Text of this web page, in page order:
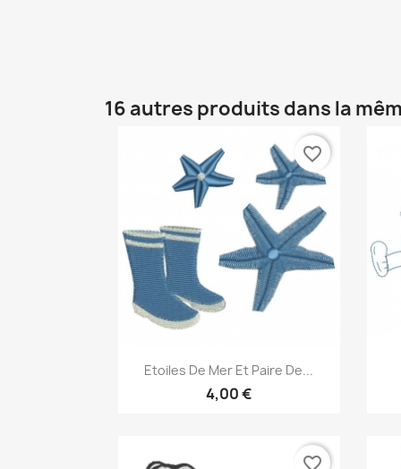
16 autres produits dans la
 Aperçu rapide
Etoiles De Mer Et Paire De...
4,00 €
favorite_border
favorite_border